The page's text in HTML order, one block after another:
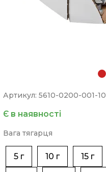
Артикул: 5610-0200-001-10
Є в наявності
Вага тягарця
5 г 10 г 15 г